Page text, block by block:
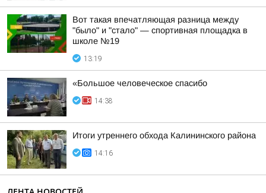
Вот такая впечатляющая разница между
"было" и "стало" — спортивная площадка в
школе №19
13:19
«Большое человеческое спасибо
14:38
Итоги утреннего обхода Калининского района
14:16